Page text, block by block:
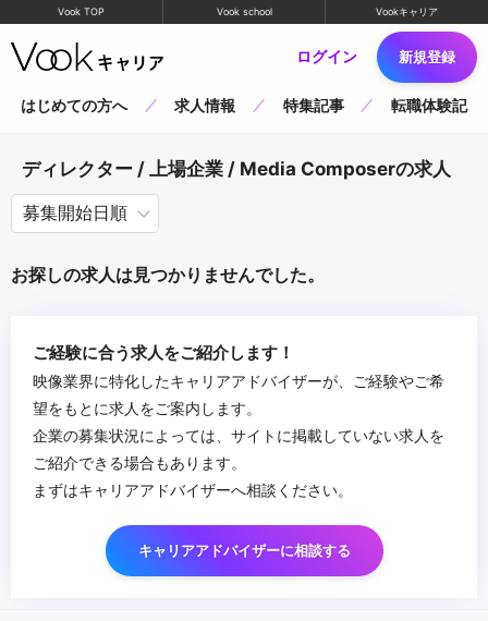
Vook TOP Vook school Vookキャリア
ログイン 新規登録
はじめての方へ 求人情報 特集記事 転職体験記
ディレクター / 上場企業 / Media Composerの求人
お探しの求人は見つかりませんでした。
ご経験に合う求人をご紹介します！
映像業界に特化したキャリアアドバイザーが、ご経験やご希
望をもとに求人をご案内します。
企業の募集状況によっては、サイトに掲載していない求人を
ご紹介できる場合もあります。
まずはキャリアアドバイザーへ相談ください。
キャリアアドバイザーに相談する